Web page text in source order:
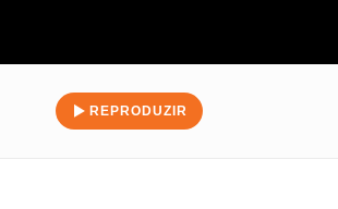
REPRODUZIR